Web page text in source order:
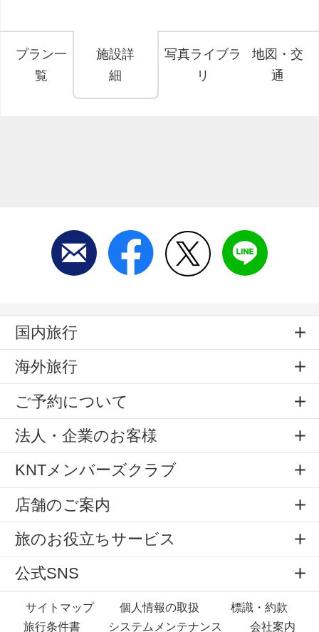
プラン一
覧
施設詳
細
写真ライブラ
リ
地図・交
通
国内旅行
海外旅行
ご予約について
法人・企業のお客様
KNTメンバーズクラブ
店舗のご案内
旅のお役立ちサービス
公式SNS
サイトマップ 個人情報の取扱
標識・約款
旅行条件書
システムメンテナンス 会社案内